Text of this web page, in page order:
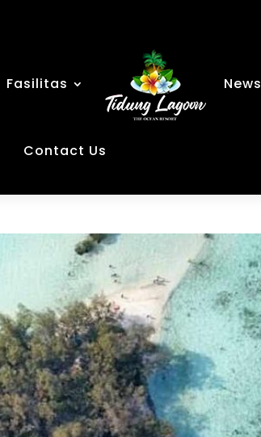
Fasilitas News
Contact Us